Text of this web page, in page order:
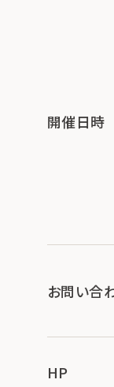
開催日時
お問い合
HP